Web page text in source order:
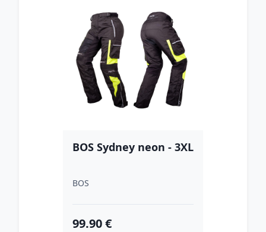
BOS Sydney neon - 3XL
BOS
99.90 €